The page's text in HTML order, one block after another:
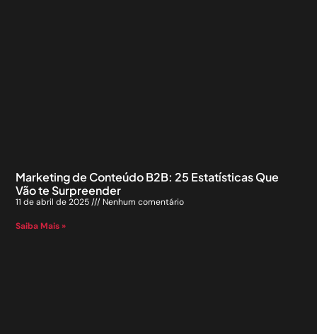
Marketing de Conteúdo B2B: 25 Estatísticas Que
Vão te Surpreender
11 de abril de 2025 Nenhum comentário
Saiba Mais »